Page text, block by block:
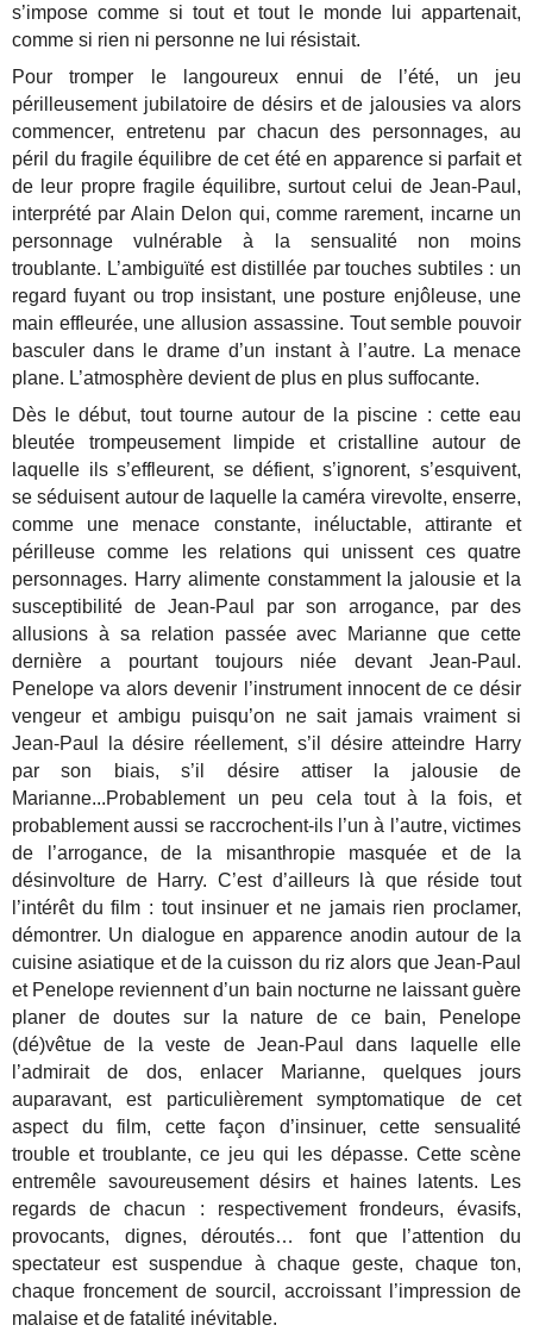
s’impose comme si tout et tout le monde lui appartenait,
comme si rien ni personne ne lui résistait.
Pour tromper le langoureux ennui de l’été, un jeu
périlleusement jubilatoire de désirs et de jalousies va alors
commencer, entretenu par chacun des personnages, au
péril du fragile équilibre de cet été en apparence si parfait et
de leur propre fragile équilibre, surtout celui de Jean-Paul,
interprété par Alain Delon qui, comme rarement, incarne un
personnage vulnérable à la sensualité non moins
troublante. L’ambiguïté est distillée par touches subtiles : un
regard fuyant ou trop insistant, une posture enjôleuse, une
main effleurée, une allusion assassine. Tout semble pouvoir
basculer dans le drame d’un instant à l’autre. La menace
plane. L’atmosphère devient de plus en plus suffocante.
Dès le début, tout tourne autour de la piscine : cette eau
bleutée trompeusement limpide et cristalline autour de
laquelle ils s’effleurent, se défient, s’ignorent, s’esquivent,
se séduisent autour de laquelle la caméra virevolte, enserre,
comme une menace constante, inéluctable, attirante et
périlleuse comme les relations qui unissent ces quatre
personnages. Harry alimente constamment la jalousie et la
susceptibilité de Jean-Paul par son arrogance, par des
allusions à sa relation passée avec Marianne que cette
dernière a pourtant toujours niée devant Jean-Paul.
Penelope va alors devenir l’instrument innocent de ce désir
vengeur et ambigu puisqu’on ne sait jamais vraiment si
Jean-Paul la désire réellement, s’il désire atteindre Harry
par son biais, s’il désire attiser la jalousie de
Marianne...Probablement un peu cela tout à la fois, et
probablement aussi se raccrochent-ils l’un à l’autre, victimes
de l’arrogance, de la misanthropie masquée et de la
désinvolture de Harry. C’est d’ailleurs là que réside tout
l’intérêt du film : tout insinuer et ne jamais rien proclamer,
démontrer. Un dialogue en apparence anodin autour de la
cuisine asiatique et de la cuisson du riz alors que Jean-Paul
et Penelope reviennent d’un bain nocturne ne laissant guère
planer de doutes sur la nature de ce bain, Penelope
(dé)vêtue de la veste de Jean-Paul dans laquelle elle
l’admirait de dos, enlacer Marianne, quelques jours
auparavant, est particulièrement symptomatique de cet
aspect du film, cette façon d’insinuer, cette sensualité
trouble et troublante, ce jeu qui les dépasse. Cette scène
entremêle savoureusement désirs et haines latents. Les
regards de chacun : respectivement frondeurs, évasifs,
provocants, dignes, déroutés… font que l’attention du
spectateur est suspendue à chaque geste, chaque ton,
chaque froncement de sourcil, accroissant l’impression de
malaise et de fatalité inévitable.